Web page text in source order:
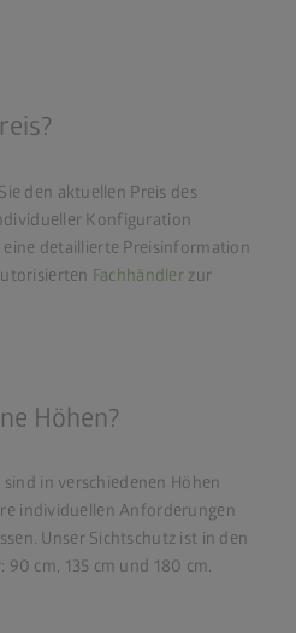
den aktuellen Preis des
Konfiguration
detaillierte Preisinformation
Fachhändler zur
Höhen?
in verschiedenen Höhen
individuellen Anforderungen
Unser Sichtschutz ist in den
cm, 135 cm und 180 cm.